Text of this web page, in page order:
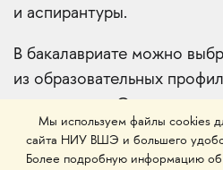
и аспирантуры.
В бакалавриате можно
из образовательных
искусство», «Экранные
и саунд-дизайн»,
искусство», «Ивент.
Мы используем файлы cookies
сайта НИУ ВШЭ и большего
Более подробную информацию об